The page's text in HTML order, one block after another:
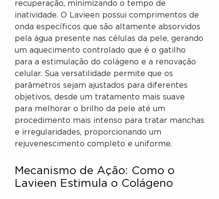
recuperação, minimizando o tempo de
inatividade. O Lavieen possui comprimentos de
onda específicos que são altamente absorvidos
pela água presente nas células da pele, gerando
um aquecimento controlado que é o gatilho
para a estimulação do colágeno e a renovação
celular. Sua versatilidade permite que os
parâmetros sejam ajustados para diferentes
objetivos, desde um tratamento mais suave
para melhorar o brilho da pele até um
procedimento mais intenso para tratar manchas
e irregularidades, proporcionando um
rejuvenescimento completo e uniforme.
Mecanismo de Ação: Como o
Lavieen Estimula o Colágeno